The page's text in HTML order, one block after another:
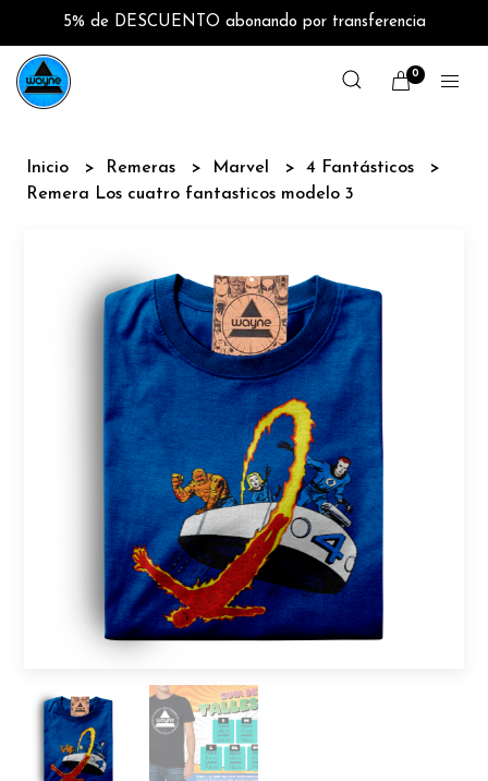
5% de DESCUENTO abonando por transferencia
0
Inicio Remeras Marvel
4 Fantásticos
Remera Los cuatro fantasticos modelo 3